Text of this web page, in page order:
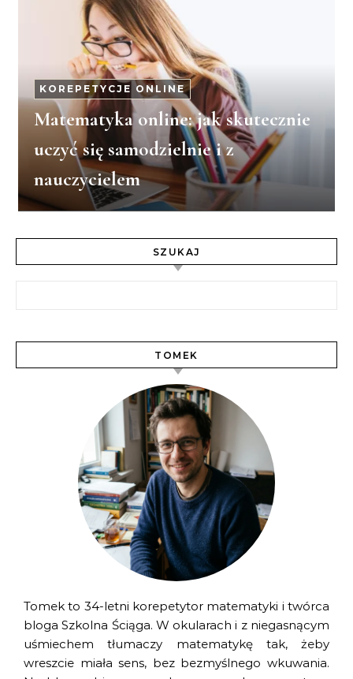
KOREPETYCJE ONLINE
Matematyka online: jak skutecznie
uczyć się samodzielnie i z
nauczycielem
SZUKAJ
TOMEK
Tomek to 34-letni korepetytor matematyki i twórca
bloga Szkolna Ściąga. W okularach i z niegasnącym
uśmiechem tłumaczy matematykę tak, żeby
wreszcie miała sens, bez bezmyślnego wkuwania.